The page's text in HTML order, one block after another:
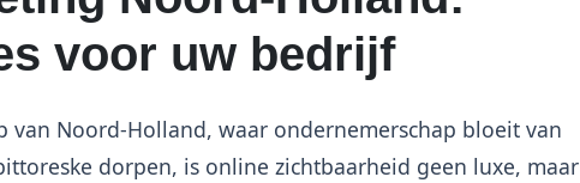
voor uw bedrijf
van Noord-Holland, waar ondernemerschap bloeit van
dorpen, is online zichtbaarheid geen luxe, maar